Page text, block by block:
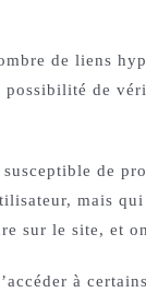
de liens
de
de
mais
sur le site, et
à